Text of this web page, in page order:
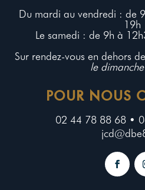
Du mardi au vendredi : de
19h
Le samedi : de 9h à
Sur rendez-vous en dehors
le
POUR NOUS
02 44 78 88 68 •